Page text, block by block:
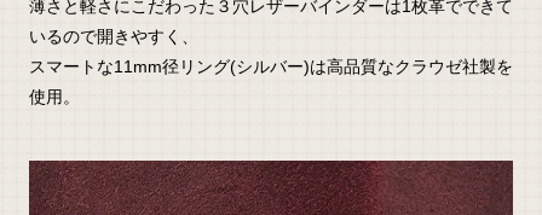
薄さと軽さにこだわった３穴レザーバインダーは1枚革でできて
いるので開きやすく、
スマートな11mm径リング(シルバー)は高品質なクラウゼ社製を
使用。